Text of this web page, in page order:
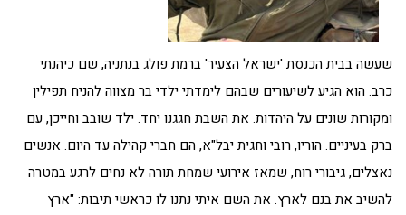
שעשה בבית הכנסת 'ישראל הצעיר' ברמת פולג בנתניה, שם כיהנתי
כרב. הוא הגיע לשיעורים שבהם לימדתי ילדי בר מצווה להניח תפילין
ומקורות שונים על היהדות. את השבת חגגנו יחד. ילד שובב וחייכן, עם
ברק בעיניים. הוריו, רובי וחגית יבל"א, הם חברי קהילה עד היום. אנשים
נאצלים, גיבורי רוח, שמאז אירועי שמחת תורה לא נחים לרגע במטרה
להשיב את בנם לארץ. את השם איתי נתנו לו כראשי תיבות: "ארץ